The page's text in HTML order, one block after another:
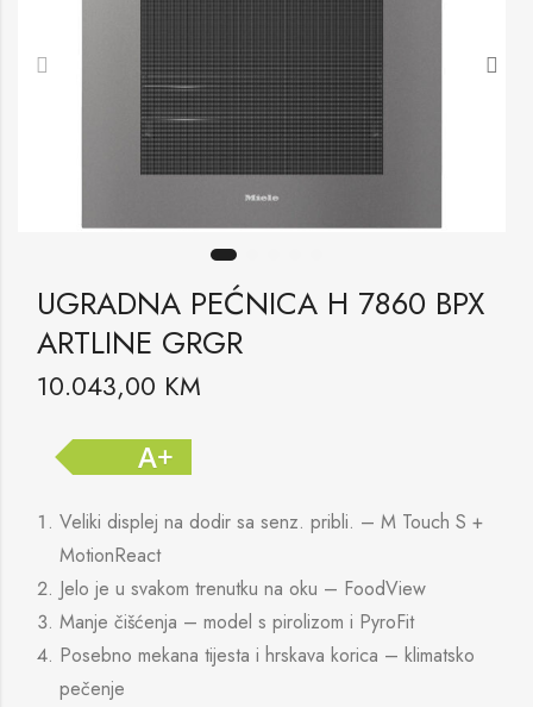
UGRADNA PEĆNICA H 7860 BPX
ARTLINE GRGR
10.043,00 KM
A+
Veliki displej na dodir sa senz. pribli. – M Touch S +
MotionReact
Jelo je u svakom trenutku na oku – FoodView
Manje čišćenja – model s pirolizom i PyroFit
Posebno mekana tijesta i hrskava korica – klimatsko
pečenje